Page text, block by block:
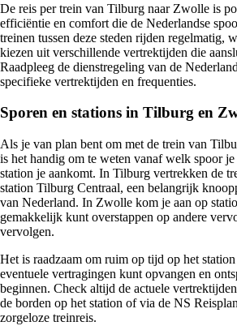
De reis per trein van Tilburg naar Zwolle is
efficiëntie en comfort die de Nederlandse
treinen tussen deze steden rijden regelmatig,
kiezen uit verschillende vertrektijden die
Raadpleeg de dienstregeling van de
specifieke vertrektijden en frequenties.
Sporen en stations in Tilburg en
Als je van plan bent om met de trein van
is het handig om te weten vanaf welk spoor
station je aankomt. In Tilburg vertrekken de
station Tilburg Centraal, een belangrijk
van Nederland. In Zwolle kom je aan op
gemakkelijk kunt overstappen op andere
vervolgen.
Het is raadzaam om ruim op tijd op het
eventuele vertragingen kunt opvangen en
beginnen. Check altijd de actuele
de borden op het station of via de NS
zorgeloze treinreis.